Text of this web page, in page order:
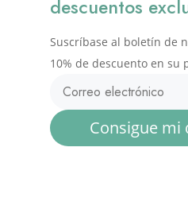
descuentos
Suscríbase al boletín de
10% de descuento en su
Consigue mi